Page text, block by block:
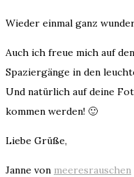
Wieder einmal ganz
Auch ich freue mich auf
Spaziergänge in den
Und natürlich auf deine
kommen werden! 🙂
Liebe Grüße,
Janne von meeresrauschen